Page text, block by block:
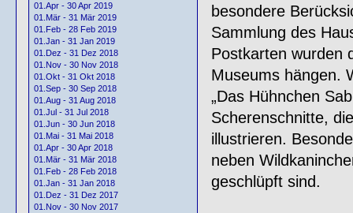
01.Apr - 30 Apr 2019
01.Mär - 31 Mär 2019
01.Feb - 28 Feb 2019
01.Jan - 31 Jan 2019
01.Dez - 31 Dez 2018
01.Nov - 30 Nov 2018
01.Okt - 31 Okt 2018
01.Sep - 30 Sep 2018
01.Aug - 31 Aug 2018
01.Jul - 31 Jul 2018
01.Jun - 30 Jun 2018
01.Mai - 31 Mai 2018
01.Apr - 30 Apr 2018
01.Mär - 31 Mär 2018
01.Feb - 28 Feb 2018
01.Jan - 31 Jan 2018
01.Dez - 31 Dez 2017
01.Nov - 30 Nov 2017
besondere
Sammlung des
Postkarten wurden
Museums hängen.
„Das Hühnchen
Scherenschnitte,
illustrieren.
neben
geschlüpft sind.